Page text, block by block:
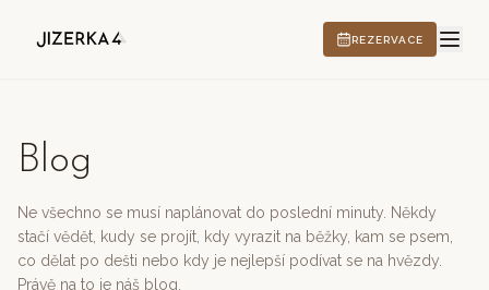
REZERVACE
ZÁŽITKY
Blog
Ne všechno se musí naplánovat do poslední minuty. Někdy
stačí vědět, kudy se projít, kdy vyrazit na běžky, kam se psem,
co dělat po dešti nebo kdy je nejlepší podívat se na hvězdy.
Právě na to je náš blog.